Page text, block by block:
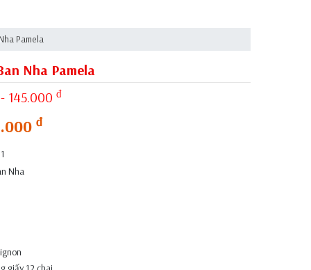
Pamela
Nha Pamela
- 145.000đ
đ
Nha